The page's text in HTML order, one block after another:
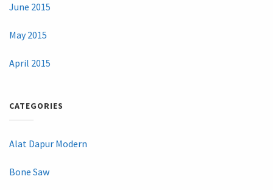
June 2015
May 2015
April 2015
CATEGORIES
Alat Dapur Modern
Bone Saw